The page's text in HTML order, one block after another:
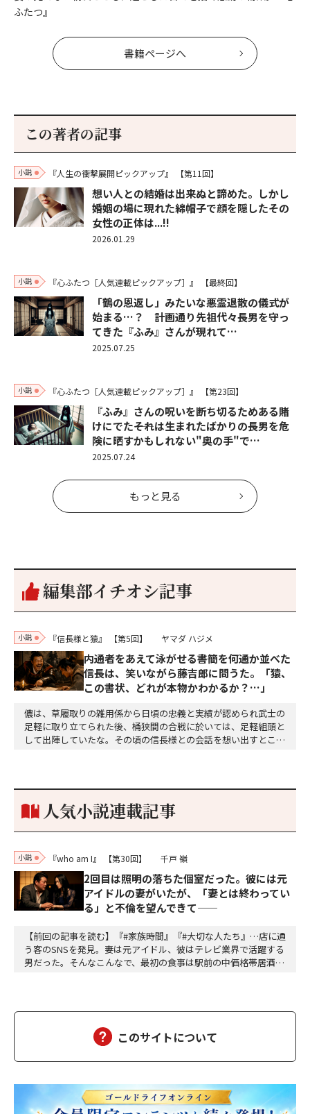
ふたつ』
書籍ページへ
この著者の記事
小説 『人生の衝撃展開ピックアップ』 【第11回】
想い人との結婚は出来ぬと諦めた。しかし
婚姻の場に現れた綿帽子で顔を隠したその
女性の正体は...!!
2026.01.29
小説 『心ふたつ［人気連載ピックアップ］』 【最終回】
「鶴の恩返し」みたいな悪霊退散の儀式が
始まる…？ 計画通り先祖代々長男を守っ
てきた『ふみ』さんが現れて…
2025.07.25
小説 『心ふたつ［人気連載ピックアップ］』 【第23回】
『ふみ』さんの呪いを断ち切るためある賭
けにでた――それは生まれたばかりの長男を危
険に晒すかもしれない"奥の手"で…
2025.07.24
もっと見る
編集部イチオシ記事
小説 『信長様と猿』 【第5回】 ヤマダ ハジメ
内通者をあえて泳がせる――書簡を何通か並べた
信長は、笑いながら藤吉郎に問うた。「猿、
この書状、どれが本物かわかるか？…」
儂は、草履取りの雑用係から日頃の忠義と実績が認められ武士の
足軽に取り立てられた後、桶狭間の合戦に於いては、足軽組頭と
して出陣していたな。その頃の信長様との会話を想い出すとこん
り。どうして勝てたのか、未だにわかりません。…
人気小説連載記事
小説 『who am I』 【第30回】 千戸 嶺
2回目は照明の落ちた個室だった。彼には元
アイドルの妻がいたが、「妻とは終わってい
る」と不倫を望んできて——
【前回の記事を読む】『#家族時間』『#大切な人たち』…店に通
う客のSNSを発見。妻は元アイドル、彼はテレビ業界で活躍する
男だった。そんなこんなで、最初の食事は駅前の中価格帯居酒屋
い。怖いのは無計算な人間だ。衝動で動く馬鹿と、…
このサイトについて